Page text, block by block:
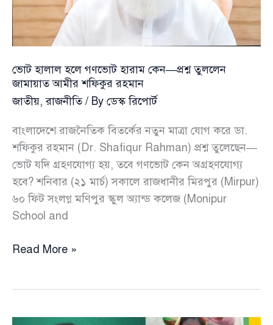
আমীর
শফিকুর
রহমান
ভোট হালাল হলে গণভোট হারাম কেন—প্রশ্ন তুললেন
জামায়াত আমীর শফিকুর রহমান
জাতীয়,রাজনীতি/ By ডেস্ক রিপোর্ট
বাংলাদেশে রাজনৈতিক বিতর্কের নতুন মাত্রা যোগ করে ডা.
শফিকুর রহমান (Dr. Shafiqur Rahman) প্রশ্ন তুলেছেন—
ভোট যদি গ্রহণযোগ্য হয়, তবে গণভোট কেন অগ্রহণযোগ্য
হবে? শনিবার (২১ মার্চ) সকালে রাজধানীর মিরপুর (Mirpur)
৬০ ফিট সংলগ্ন মণিপুর স্কুল অ্যান্ড কলেজ (Monipur
School and
ভোট
হারাম
Read More »